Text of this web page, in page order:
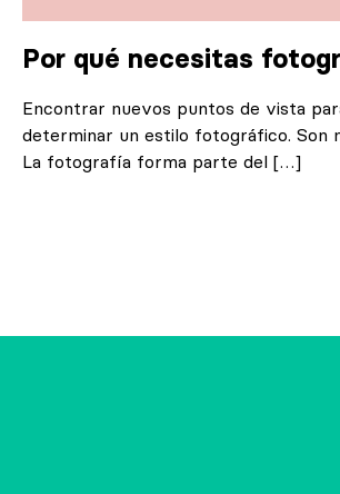
Por qué necesitas
Encontrar nuevos puntos de vista
determinar un estilo fotográfico. Son
La fotografía forma parte del […]